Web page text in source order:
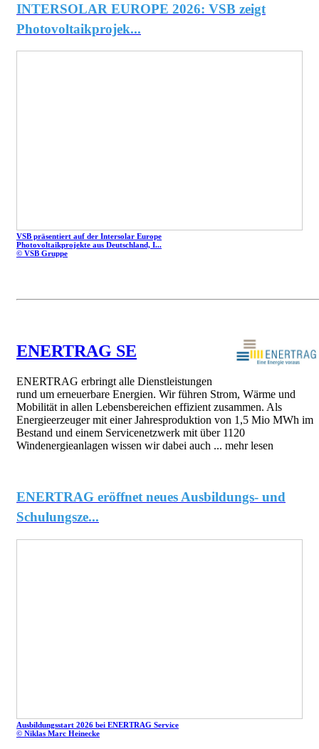
INTERSOLAR EUROPE 2026: VSB zeigt
Photovoltaikprojek...
VSB präsentiert auf der Intersolar Europe
Photovoltaikprojekte aus Deutschland, I...
© VSB Gruppe
ENERTRAG SE
ENERTRAG erbringt alle Dienstleistungen
rund um erneuerbare Energien. Wir führen Strom, Wärme und
Mobilität in allen Lebensbereichen effizient zusammen. Als
Energieerzeuger mit einer Jahresproduktion von 1,5 Mio MWh im
Bestand und einem Servicenetzwerk mit über 1120
Windenergieanlagen wissen wir dabei auch ... mehr lesen
ENERTRAG eröffnet neues Ausbildungs- und
Schulungsze...
Ausbildungsstart 2026 bei ENERTRAG Service
© Niklas Marc Heinecke